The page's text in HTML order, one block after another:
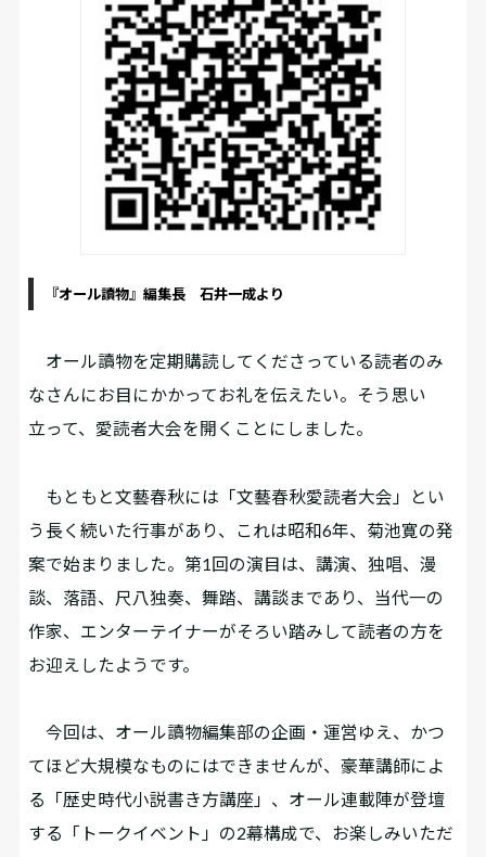
『オール讀物』編集長 石井一成より
オール讀物を定期購読してくださっている読者のみ
なさんにお目にかかってお礼を伝えたい。そう思い
立って、愛読者大会を開くことにしました。
もともと文藝春秋には「文藝春秋愛読者大会」とい
う長く続いた行事があり、これは昭和6年、菊池寛の発
案で始まりました。第1回の演目は、講演、独唱、漫
談、落語、尺八独奏、舞踏、講談まであり、当代一の
作家、エンターテイナーがそろい踏みして読者の方を
お迎えしたようです。
今回は、オール讀物編集部の企画・運営ゆえ、かつ
てほど大規模なものにはできませんが、豪華講師によ
る「歴史時代小説書き方講座」、オール連載陣が登壇
する「トークイベント」の2幕構成で、お楽しみいただ